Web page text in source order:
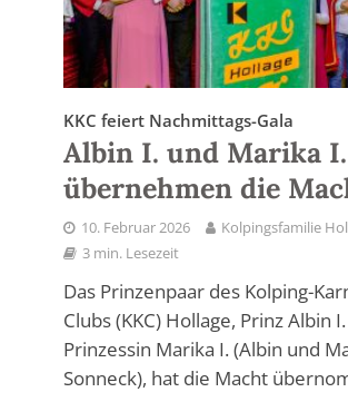
KKC feiert Nachmittags-Gala
Albin I. und Marika I.
übernehmen die
10. Februar 2026
Kolpingsfamilie
3 min. Lesezeit
Das Prinzenpaar des Kolping-
Clubs (KKC) Hollage, Prinz Albin
Prinzessin Marika I. (Albin und
Sonneck), hat die Macht